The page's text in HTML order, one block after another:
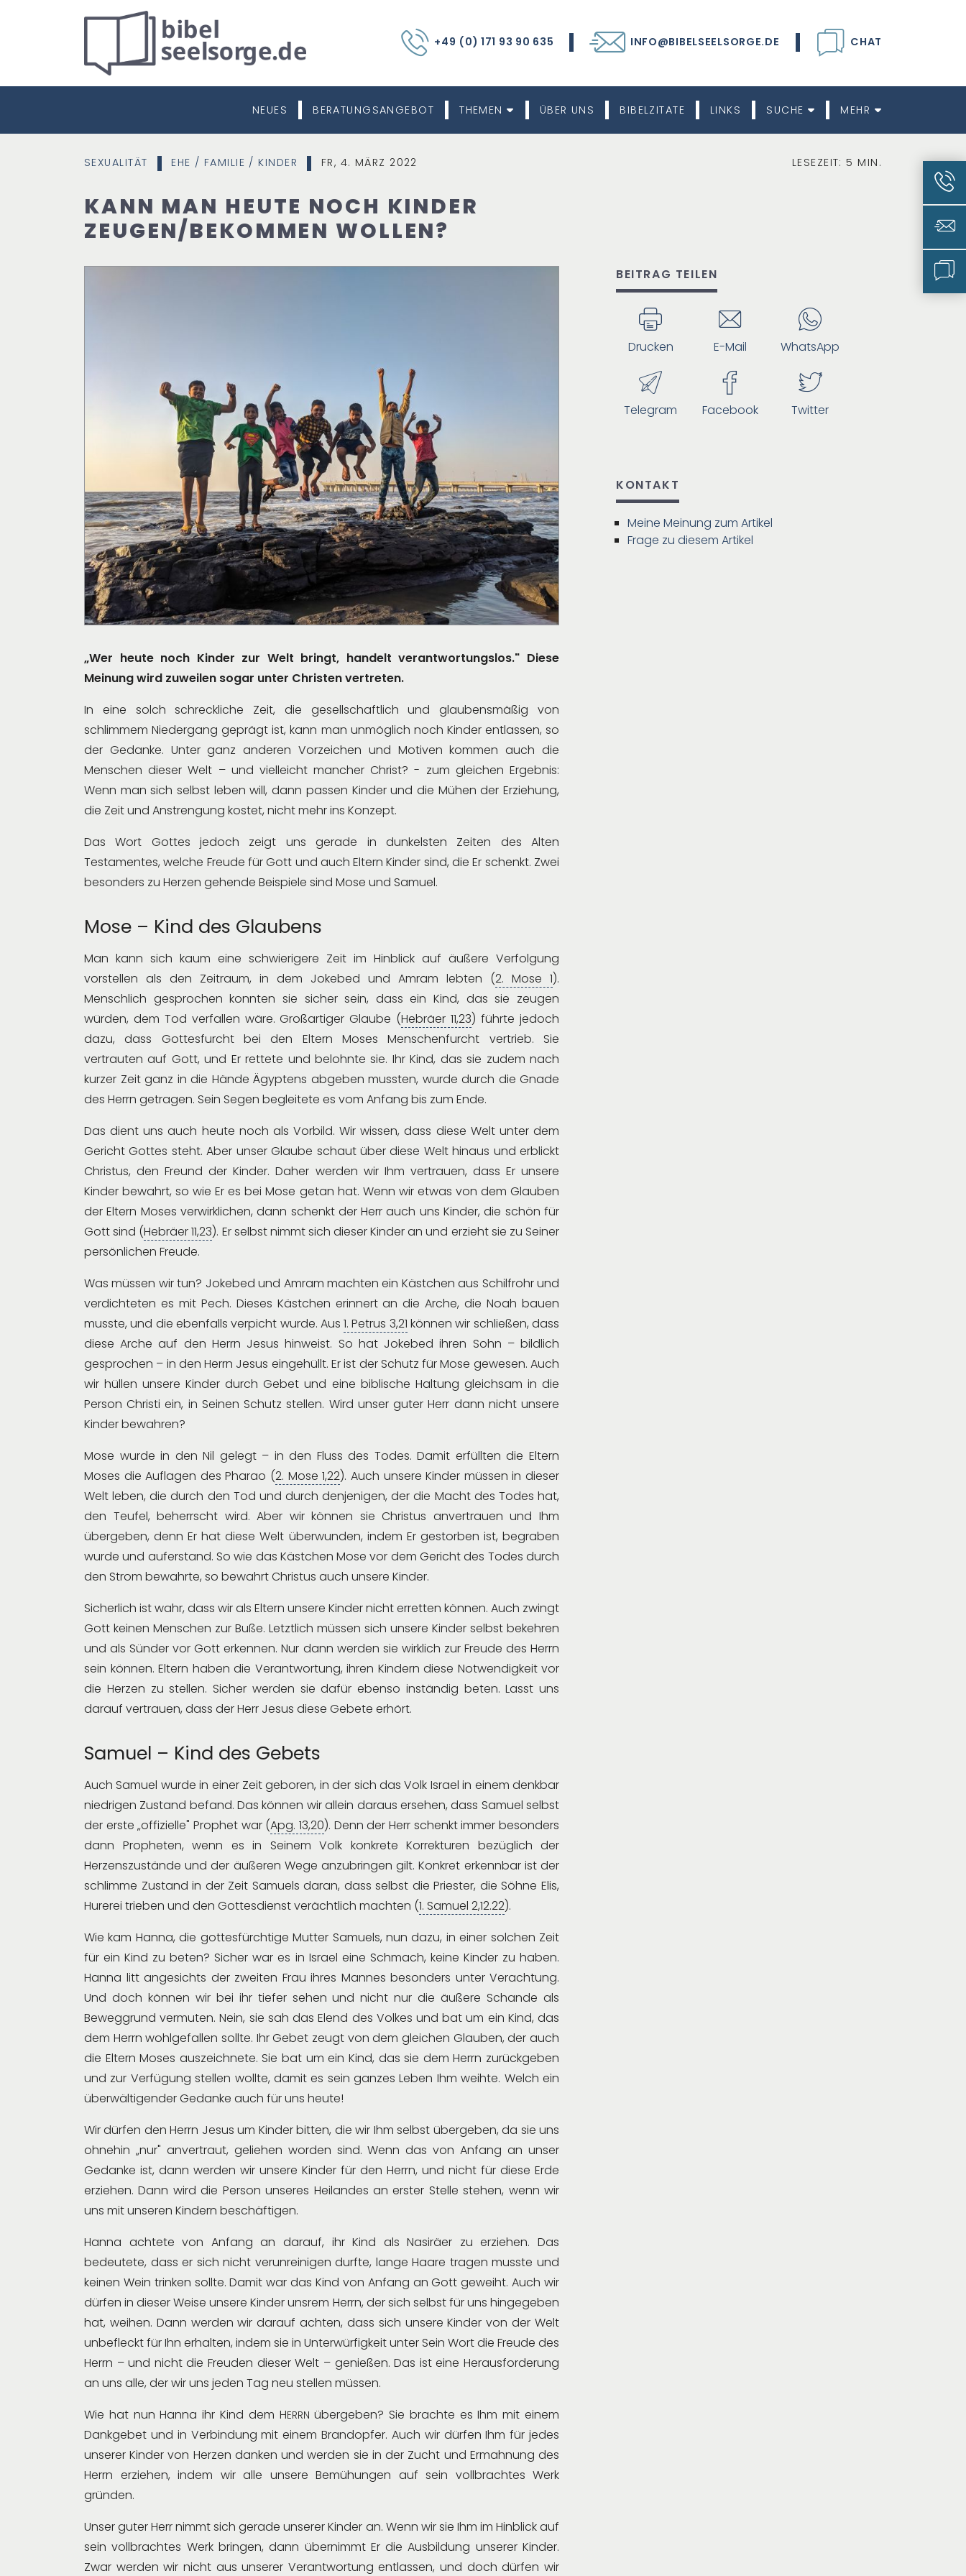
+49 (0) 171 93 90 635 INFO@BIBELSEELSORGE.DE CHAT
NEUES BERATUNGSANGEBOT THEMEN ÜBER UNS BIBELZITATE LINKS SUCHE MEHR
SEXUALITÄT EHE / FAMILIE / KINDER FR, 4. MÄRZ 2022
KANN MAN HEUTE NOCH KINDER
ZEUGEN/BEKOMMEN WOLLEN?
LESEZEIT: 5 MIN.
„Wer heute noch Kinder zur Welt bringt, handelt verantwortungslos." Diese
Meinung wird zuweilen sogar unter Christen vertreten.
In eine solch schreckliche Zeit, die gesellschaftlich und glaubensmäßig von
schlimmem Niedergang geprägt ist, kann man unmöglich noch Kinder entlassen, so
der Gedanke. Unter ganz anderen Vorzeichen und Motiven kommen auch die
Menschen dieser Welt – und vielleicht mancher Christ? - zum gleichen Ergebnis:
Wenn man sich selbst leben will, dann passen Kinder und die Mühen der Erziehung,
die Zeit und Anstrengung kostet, nicht mehr ins Konzept.
Das Wort Gottes jedoch zeigt uns gerade in dunkelsten Zeiten des Alten
Testamentes, welche Freude für Gott und auch Eltern Kinder sind, die Er schenkt. Zwei
besonders zu Herzen gehende Beispiele sind Mose und Samuel.
Mose – Kind des Glaubens
Man kann sich kaum eine schwierigere Zeit im Hinblick auf äußere Verfolgung
vorstellen als den Zeitraum, in dem Jokebed und Amram lebten (2. Mose 1).
Menschlich gesprochen konnten sie sicher sein, dass ein Kind, das sie zeugen
würden, dem Tod verfallen wäre. Großartiger Glaube (Hebräer 11,23) führte jedoch
dazu, dass Gottesfurcht bei den Eltern Moses Menschenfurcht vertrieb. Sie
vertrauten auf Gott, und Er rettete und belohnte sie. Ihr Kind, das sie zudem nach
kurzer Zeit ganz in die Hände Ägyptens abgeben mussten, wurde durch die Gnade
des Herrn getragen. Sein Segen begleitete es vom Anfang bis zum Ende.
Das dient uns auch heute noch als Vorbild. Wir wissen, dass diese Welt unter dem
Gericht Gottes steht. Aber unser Glaube schaut über diese Welt hinaus und erblickt
Christus, den Freund der Kinder. Daher werden wir Ihm vertrauen, dass Er unsere
Kinder bewahrt, so wie Er es bei Mose getan hat. Wenn wir etwas von dem Glauben
der Eltern Moses verwirklichen, dann schenkt der Herr auch uns Kinder, die schön für
Gott sind (Hebräer 11,23). Er selbst nimmt sich dieser Kinder an und erzieht sie zu Seiner
persönlichen Freude.
Was müssen wir tun? Jokebed und Amram machten ein Kästchen aus Schilfrohr und
verdichteten es mit Pech. Dieses Kästchen erinnert an die Arche, die Noah bauen
musste, und die ebenfalls verpicht wurde. Aus1. Petrus 3,21 können wir schließen, dass
diese Arche auf den Herrn Jesus hinweist. So hat Jokebed ihren Sohn – bildlich
gesprochen – in den Herrn Jesus eingehüllt. Er ist der Schutz für Mose gewesen. Auch
wir hüllen unsere Kinder durch Gebet und eine biblische Haltung gleichsam in die
Person Christi ein, in Seinen Schutz stellen. Wird unser guter Herr dann nicht unsere
Kinder bewahren?
Mose wurde in den Nil gelegt – in den Fluss des Todes. Damit erfüllten die Eltern
Moses die Auflagen des Pharao (2. Mose 1,22). Auch unsere Kinder müssen in dieser
Welt leben, die durch den Tod und durch denjenigen, der die Macht des Todes hat,
den Teufel, beherrscht wird. Aber wir können sie Christus anvertrauen und Ihm
übergeben, denn Er hat diese Welt überwunden, indem Er gestorben ist, begraben
wurde und auferstand. So wie das Kästchen Mose vor dem Gericht des Todes durch
den Strom bewahrte, so bewahrt Christus auch unsere Kinder.
Sicherlich ist wahr, dass wir als Eltern unsere Kinder nicht erretten können. Auch zwingt
Gott keinen Menschen zur Buße. Letztlich müssen sich unsere Kinder selbst bekehren
und als Sünder vor Gott erkennen. Nur dann werden sie wirklich zur Freude des Herrn
sein können. Eltern haben die Verantwortung, ihren Kindern diese Notwendigkeit vor
die Herzen zu stellen. Sicher werden sie dafür ebenso inständig beten. Lasst uns
darauf vertrauen, dass der Herr Jesus diese Gebete erhört.
Samuel – Kind des Gebets
Auch Samuel wurde in einer Zeit geboren, in der sich das Volk Israel in einem denkbar
niedrigen Zustand befand. Das können wir allein daraus ersehen, dass Samuel selbst
der erste „offizielle" Prophet war (Apg. 13,20). Denn der Herr schenkt immer besonders
dann Propheten, wenn es in Seinem Volk konkrete Korrekturen bezüglich der
Herzenszustände und der äußeren Wege anzubringen gilt. Konkret erkennbar ist der
schlimme Zustand in der Zeit Samuels daran, dass selbst die Priester, die Söhne Elis,
Hurerei trieben und den Gottesdienst verächtlich machten (1. Samuel 2,12.22).
Wie kam Hanna, die gottesfürchtige Mutter Samuels, nun dazu, in einer solchen Zeit
für ein Kind zu beten? Sicher war es in Israel eine Schmach, keine Kinder zu haben.
Hanna litt angesichts der zweiten Frau ihres Mannes besonders unter Verachtung.
Und doch können wir bei ihr tiefer sehen und nicht nur die äußere Schande als
Beweggrund vermuten. Nein, sie sah das Elend des Volkes und bat um ein Kind, das
dem Herrn wohlgefallen sollte. Ihr Gebet zeugt von dem gleichen Glauben, der auch
die Eltern Moses auszeichnete. Sie bat um ein Kind, das sie dem Herrn zurückgeben
und zur Verfügung stellen wollte, damit es sein ganzes Leben Ihm weihte. Welch ein
überwältigender Gedanke auch für uns heute!
Wir dürfen den Herrn Jesus um Kinder bitten, die wir Ihm selbst übergeben, da sie uns
ohnehin „nur" anvertraut, geliehen worden sind. Wenn das von Anfang an unser
Gedanke ist, dann werden wir unsere Kinder für den Herrn, und nicht für diese Erde
erziehen. Dann wird die Person unseres Heilandes an erster Stelle stehen, wenn wir
uns mit unseren Kindern beschäftigen.
Hanna achtete von Anfang an darauf, ihr Kind als Nasiräer zu erziehen. Das
bedeutete, dass er sich nicht verunreinigen durfte, lange Haare tragen musste und
keinen Wein trinken sollte. Damit war das Kind von Anfang an Gott geweiht. Auch wir
dürfen in dieser Weise unsere Kinder unsrem Herrn, der sich selbst für uns hingegeben
hat, weihen. Dann werden wir darauf achten, dass sich unsere Kinder von der Welt
unbefleckt für Ihn erhalten, indem sie in Unterwürfigkeit unter Sein Wort die Freude des
Herrn – und nicht die Freuden dieser Welt – genießen. Das ist eine Herausforderung
an uns alle, der wir uns jeden Tag neu stellen müssen.
Wie hat nun Hanna ihr Kind dem HERRN übergeben? Sie brachte es Ihm mit einem
Dankgebet und in Verbindung mit einem Brandopfer. Auch wir dürfen Ihm für jedes
unserer Kinder von Herzen danken und werden sie in der Zucht und Ermahnung des
Herrn erziehen, indem wir alle unsere Bemühungen auf sein vollbrachtes Werk
gründen.
Unser guter Herr nimmt sich gerade unserer Kinder an. Wenn wir sie Ihm im Hinblick auf
sein vollbrachtes Werk bringen, dann übernimmt Er die Ausbildung unserer Kinder.
Zwar werden wir nicht aus unserer Verantwortung entlassen, und doch dürfen wir
BEITRAG TEILEN
Drucken E-Mail WhatsApp
Telegram Facebook Twitter
KONTAKT
Meine Meinung zum Artikel
Frage zu diesem Artikel